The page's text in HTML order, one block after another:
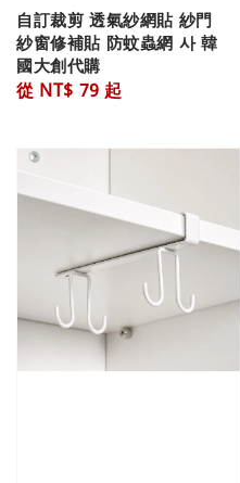
自訂裁剪 透氣紗網貼 紗門
紗窗修補貼 防蚊蟲網 사 韓
國大創代購
Regular
從 NT$ 79 起